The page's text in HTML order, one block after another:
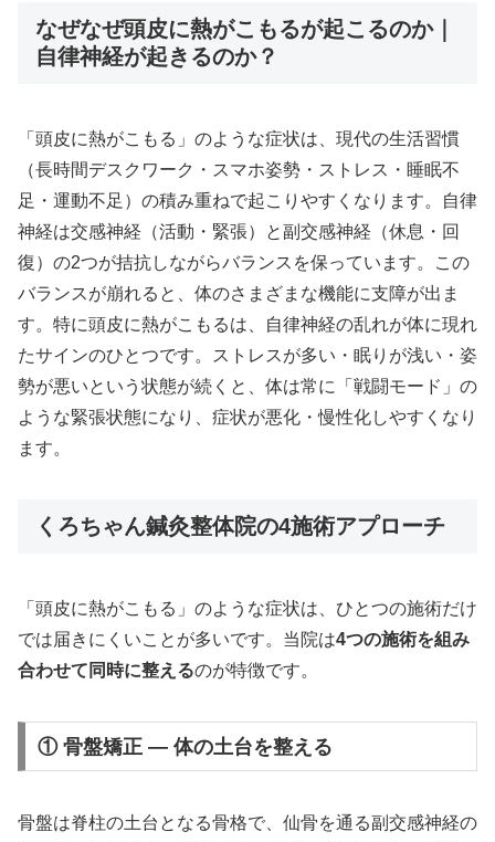
なぜなぜ頭皮に熱がこもるが起こるのか｜
自律神経が起きるのか？
「頭皮に熱がこもる」のような症状は、現代の生活習慣
（長時間デスクワーク・スマホ姿勢・ストレス・睡眠不
足・運動不足）の積み重ねで起こりやすくなります。自律
神経は交感神経（活動・緊張）と副交感神経（休息・回
復）の2つが拮抗しながらバランスを保っています。この
バランスが崩れると、体のさまざまな機能に支障が出ま
す。特に頭皮に熱がこもるは、自律神経の乱れが体に現れ
たサインのひとつです。ストレスが多い・眠りが浅い・姿
勢が悪いという状態が続くと、体は常に「戦闘モード」の
ような緊張状態になり、症状が悪化・慢性化しやすくなり
ます。
くろちゃん鍼灸整体院の4施術アプローチ
「頭皮に熱がこもる」のような症状は、ひとつの施術だけ
では届きにくいことが多いです。当院は4つの施術を組み
合わせて同時に整えるのが特徴です。
① 骨盤矯正 — 体の土台を整える
骨盤は脊柱の土台となる骨格で、仙骨を通る副交感神経の